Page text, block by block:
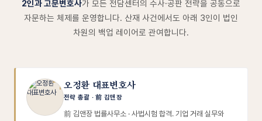
2인과 고문변호사가 모든 전담센터의 수사·공판 전략을 공동으로
자문하는 체제를 운영합니다. 산재 사건에서도 아래 3인이 법인
차원의 백업 레이어로 관여합니다.
오정환 대표변호사
전략 총괄 · 前 김앤장
前 김앤장 법률사무소 · 사법시험 합격. 기업 거래 실무와